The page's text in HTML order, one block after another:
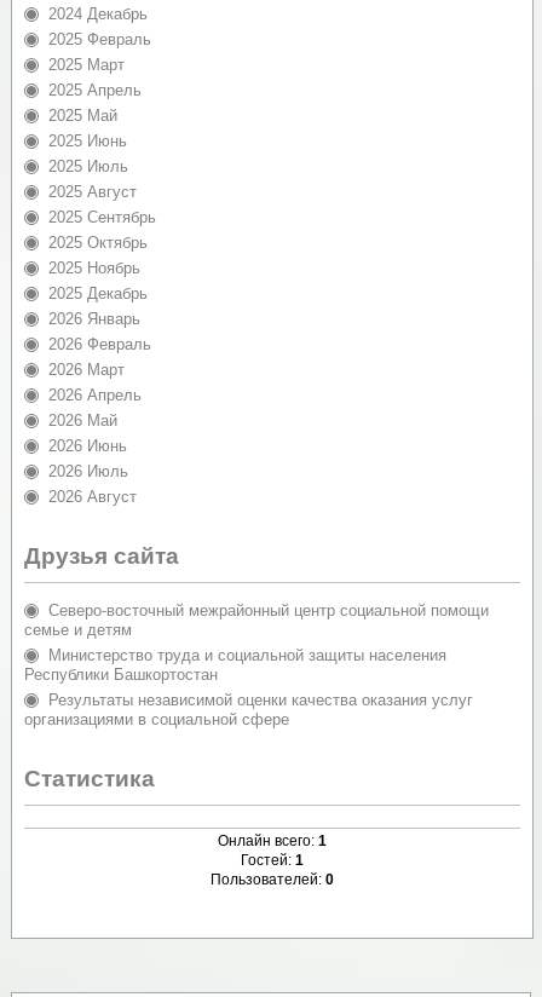
2024 Декабрь
2025 Февраль
2025 Март
2025 Апрель
2025 Май
2025 Июнь
2025 Июль
2025 Август
2025 Сентябрь
2025 Октябрь
2025 Ноябрь
2025 Декабрь
2026 Январь
2026 Февраль
2026 Март
2026 Апрель
2026 Май
2026 Июнь
2026 Июль
2026 Август
Друзья сайта
Северо-восточный межрайонный центр социальной помощи
семье и детям
Министерство труда и социальной защиты населения
Республики Башкортостан
Результаты независимой оценки качества оказания услуг
организациями в социальной сфере
Статистика
Онлайн всего: 1
Гостей: 1
Пользователей: 0